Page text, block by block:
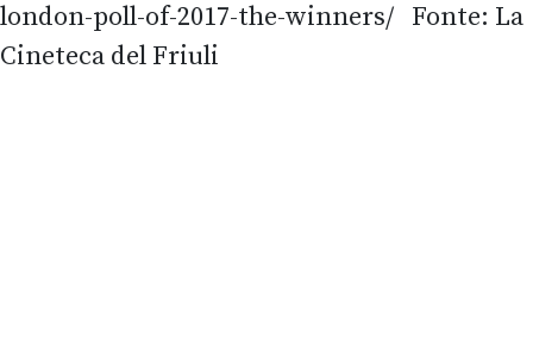
london-poll-of-2017-the-winners/ Fonte: La
Cineteca del Friuli